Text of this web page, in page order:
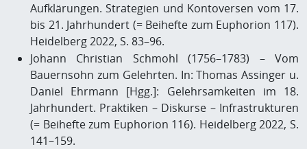
Aufklärungen. Strategien und Kontoversen vom 17.
bis 21. Jahrhundert (= Beihefte zum Euphorion 117).
Heidelberg 2022, S. 83–96.
Johann Christian Schmohl (1756–1783) – Vom
Bauernsohn zum Gelehrten. In: Thomas Assinger u.
Daniel Ehrmann [Hgg.]: Gelehrsamkeiten im 18.
Jahrhundert. Praktiken – Diskurse – Infrastrukturen
(= Beihefte zum Euphorion 116). Heidelberg 2022, S.
141–159.